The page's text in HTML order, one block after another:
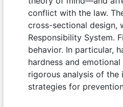
conflict with the law.
cross-sectional design,
Responsibility System.
behavior. In particular,
hardness and
rigorous analysis of
strategies for